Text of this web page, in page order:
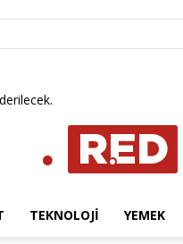
TEKNOLOJI YEMEK